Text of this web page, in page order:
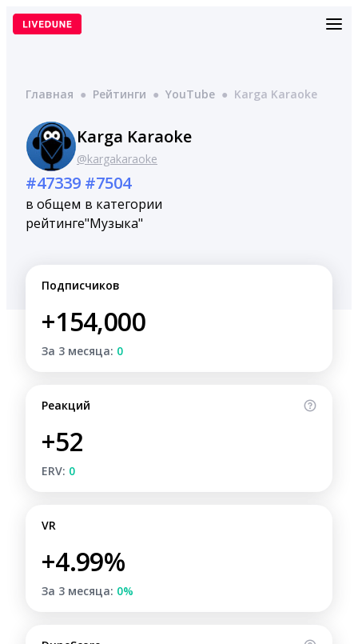
Перейти
Главная ● Рейтинги ● YouTube ● Karga Karaoke
Karga Karaoke
@kargakaraoke
#47339
в общем
рейтинге
#7504
в категории
"Музыка"
Подписчиков
+154,000
За 3 месяца: 0
Реакций
+52
ERV: 0
VR
+4.99%
За 3 месяца: 0%